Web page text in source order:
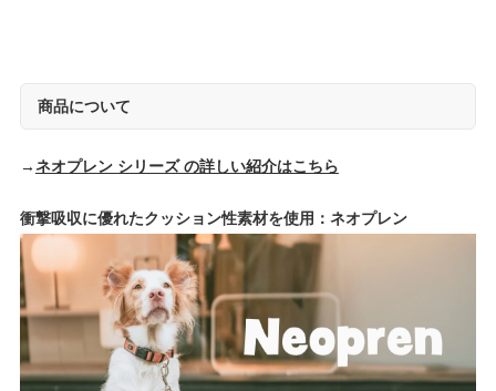
商品について
→ ネオプレン シリーズ の詳しい紹介はこちら
衝撃吸収に優れたクッション性素材を使用：ネオプレン